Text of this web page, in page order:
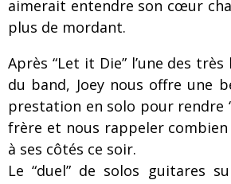
aimerait entendre son cœur
plus de mordant.
Après “Let it Die” l’une des
du band, Joey nous offre une
prestation en solo pour rendre
frère et nous rappeler
à ses côtés ce soir.
Le “duel” de solos guitares